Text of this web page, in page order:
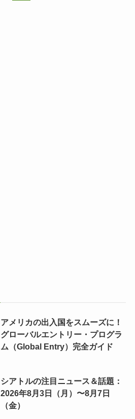
アメリカの出入国をスムーズに！
グローバルエントリー・プログラ
ム（Global Entry）完全ガイド
シアトルの注目ニュース＆話題：
2026年8月3日（月）〜8月7日
（金）